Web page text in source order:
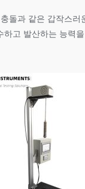
돌과 같은 갑작스러
하고 발산하는 능력